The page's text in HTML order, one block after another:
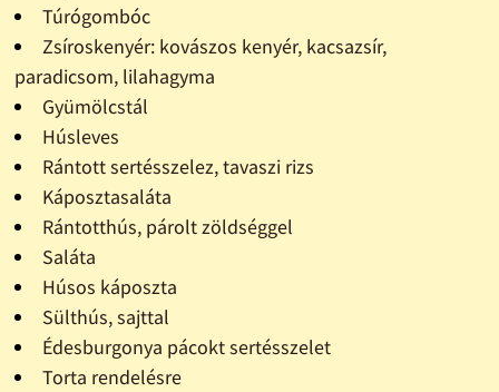
Túrógombóc
Zsíroskenyér: kovászos kenyér, kacsazsír,
paradicsom, lilahagyma
Gyümölcstál
Húsleves
Rántott sertésszelez, tavaszi rizs
Káposztasaláta
Rántotthús, párolt zöldséggel
Saláta
Húsos káposzta
Sülthús, sajttal
Édesburgonya pácokt sertésszelet
Torta rendelésre